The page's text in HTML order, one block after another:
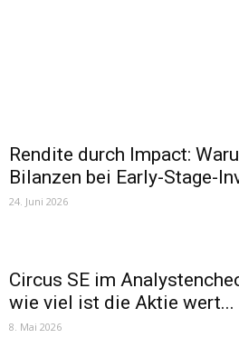
Rendite durch Impact:
Bilanzen bei Early-Stage-
24. Juni 2026
Circus SE im
wie viel ist die Aktie wert...
8. Mai 2026